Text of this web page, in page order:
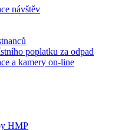
návštěv
poplatku za odpad
a kamery on-line
HMP